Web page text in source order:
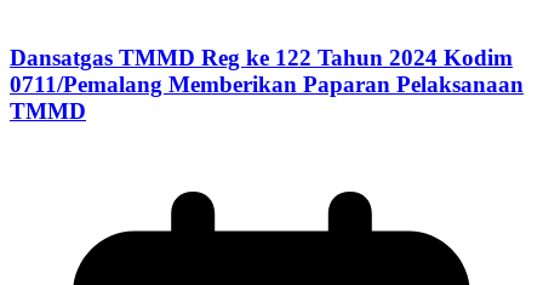
Dansatgas TMMD Reg ke 122 Tahun 2024 Kodim
0711/Pemalang Memberikan Paparan Pelaksanaan
TMMD